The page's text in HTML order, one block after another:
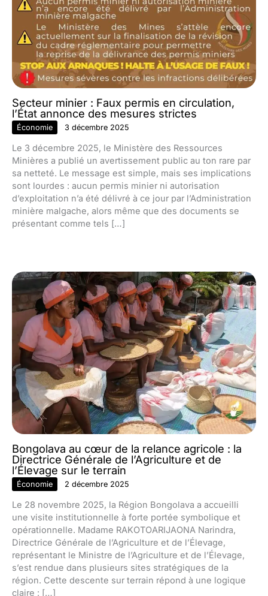
Secteur minier : Faux permis en circulation,
l’État annonce des mesures strictes
Économie 3 décembre 2025
Le 3 décembre 2025, le Ministère des Ressources
Minières a publié un avertissement public au ton rare par
sa netteté. Le message est simple, mais ses implications
sont lourdes : aucun permis minier ni autorisation
d’exploitation n’a été délivré à ce jour par l’Administration
minière malgache, alors même que des documents se
présentant comme tels […]
Bongolava au cœur de la relance agricole : la
Directrice Générale de l’Agriculture et de
l’Élevage sur le terrain
Économie 2 décembre 2025
Le 28 novembre 2025, la Région Bongolava a accueilli
une visite institutionnelle à forte portée symbolique et
opérationnelle. Madame RAKOTOARIJAONA Narindra,
Directrice Générale de l’Agriculture et de l’Élevage,
représentant le Ministre de l’Agriculture et de l’Élevage,
s’est rendue dans plusieurs sites stratégiques de la
région. Cette descente sur terrain répond à une logique
claire : […]